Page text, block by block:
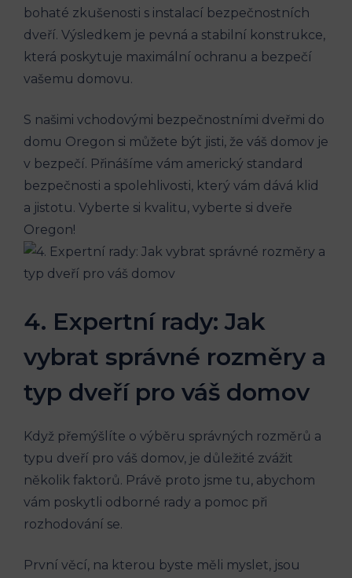
bohaté zkušenosti s instalací bezpečnostních
dveří. Výsledkem je pevná a stabilní konstrukce,
která poskytuje maximální ochranu a bezpečí
vašemu domovu.
S našimi vchodovými bezpečnostními dveřmi do
domu Oregon si můžete být jisti, že váš domov je
v bezpečí. Přinášíme vám americký standard
bezpečnosti a spolehlivosti, který vám dává klid
a jistotu. Vyberte si kvalitu, vyberte si dveře
Oregon!
4. Expertní rady: Jak
vybrat správné rozměry a
typ dveří pro váš domov
Když přemýšlíte o výběru správných rozměrů a
typu dveří pro váš domov, je důležité zvážit
několik faktorů. Právě proto jsme tu, abychom
vám poskytli odborné rady a pomoc při
rozhodování se.
První věcí, na kterou byste měli myslet, jsou